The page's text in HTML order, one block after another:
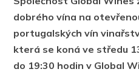
dobrého vína na
portugalských vín
která se koná ve středu
do 19:30 hodin v Global